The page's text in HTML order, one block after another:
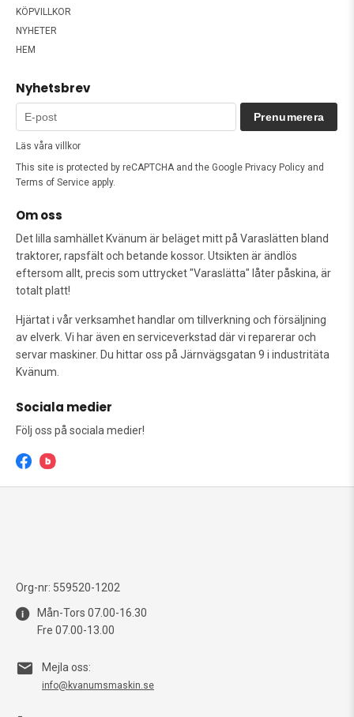
KÖPVILLKOR
NYHETER
HEM
Nyhetsbrev
Prenumerera
Läs våra villkor
This site is protected by reCAPTCHA and the Google Privacy Policy and
Terms of Service apply.
Om oss
Det lilla samhället Kvänum är beläget mitt på Varaslätten bland
traktorer, rapsfält och betande kossor. Utsikten är ändlös
eftersom allt, precis som uttrycket "Varaslätta" låter påskina, är
totalt platt!
Hjärtat i vår verksamhet handlar om tillverkning och försäljning
av elverk. Vi har även en serviceverkstad där vi reparerar och
servar maskiner. Du hittar oss på Järnvägsgatan 9 i industritäta
Kvänum.
Sociala medier
Följ oss på sociala medier!
Org-nr: 559520-1202
Mån-Tors 07.00-16.30
Fre 07.00-13.00
Mejla oss:
info@kvanumsmaskin.se